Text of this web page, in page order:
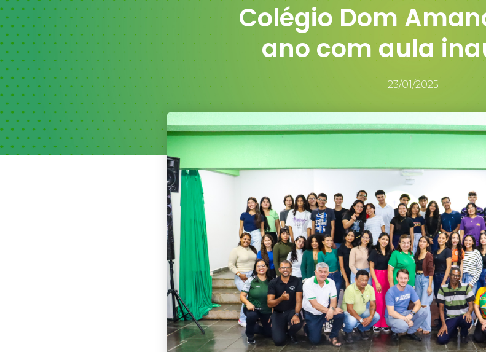
Colégio Dom
ano com aula
23/01/2025